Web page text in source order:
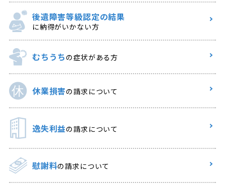
後遺障害等級認定の結果
に納得がいかない方
むちうちの症状がある方
休業損害の請求について
逸失利益の請求について
慰謝料の請求について